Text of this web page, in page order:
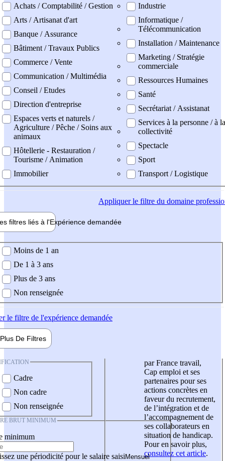
professionel
Achats / Comptabilité / Gestion
Arts / Artisanat d'art
Banque / Assurance
Bâtiment / Travaux Publics
Commerce / Vente
Communication / Multimédia
Conseil / Etudes
Direction d'entreprise
Espaces verts et naturels /
Agriculture / Pêche / Soins aux
animaux
Hôtellerie - Restauration /
Tourisme / Animation
Immobilier
Industrie
Informatique /
Télécommunication
Installation / Maintenance
Marketing / Stratégie
commerciale
Ressources Humaines
Santé
Secrétariat / Assistanat
Services à la personne / à la
collectivité
Spectacle
Sport
Transport / Logistique
Appliquerle filtre du domaine
filtres liés à l'Expérience demandée
demandée
Moins de 1 an
De 1 à 3 ans
Plus de 3 ans
Non renseignée
le filtre de l'expérience demandée
Plus De Filtres
Cadre
Non cadre
Non renseignée
BRUT MINIMUM
minimum
une périodicité pour le salaire saisi
par France travail,
Cap emploi et ses
partenaires pour ses
actions concrètes en
faveur du recrutement,
de l’intégration et de
l’accompagnement de
ses collaborateurs en
situation de handicap.
Pour en savoir plus,
consultez cet article.